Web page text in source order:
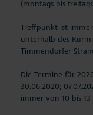
(montags bis
Treffpunkt ist
unterhalb des
Timmendorfer
Die Termine für
30.06.2020;
immer von 10 bis 13